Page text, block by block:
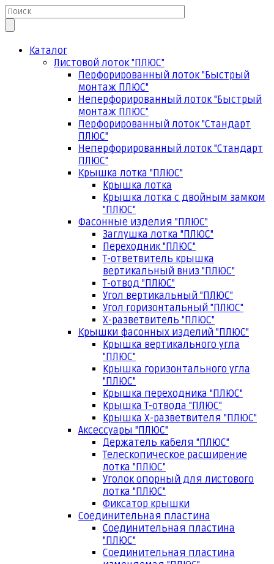
Каталог
Листовой лоток "ПЛЮС"
Перфорированный лоток "Быстрый
монтаж ПЛЮС"
Неперфорированный лоток "Быстрый
монтаж ПЛЮС"
Перфорированный лоток "Стандарт
ПЛЮС"
Неперфорированный лоток "Стандарт
ПЛЮС"
Крышка лотка "ПЛЮС"
Крышка лотка
Крышка лотка с двойным замком
"ПЛЮС"
Фасонные изделия "ПЛЮС"
Заглушка лотка "ПЛЮС"
Переходник "ПЛЮС"
Т-ответвитель крышка
вертикальный вниз "ПЛЮС"
Т-отвод "ПЛЮС"
Угол вертикальный "ПЛЮС"
Угол горизонтальный "ПЛЮС"
Х-разветвитель "ПЛЮС"
Крышки фасонных изделий "ПЛЮС"
Крышка вертикального угла
"ПЛЮС"
Крышка горизонтального угла
"ПЛЮС"
Крышка переходника "ПЛЮС"
Крышка Т-отвода "ПЛЮС"
Крышка Х-разветвителя "ПЛЮС"
Аксессуары "ПЛЮС"
Держатель кабеля "ПЛЮС"
Телескопическое расширение
лотка "ПЛЮС"
Уголок опорный для листового
лотка "ПЛЮС"
Фиксатор крышки
Соединительная пластина
Соединительная пластина
"ПЛЮС"
Соединительная пластина